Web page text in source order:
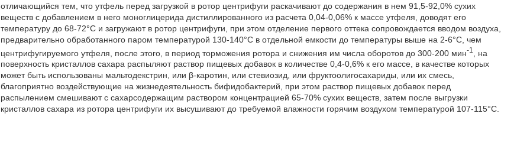
отличающийся тем, что утфель перед загрузкой в ротор центрифуги раскачивают до содержания в нем 91,5-92,0% сухих
веществ с добавлением в него моноглицерида дистиллированного из расчета 0,04-0,06% к массе утфеля, доводят его
температуру до 68-72°С и загружают в ротор центрифуги, при этом отделение первого оттека сопровождается вводом воздуха,
предварительно обработанного паром температурой 130-140°С в отдельной емкости до температуры выше на 2-6°С, чем
центрифугируемого утфеля, после этого, в период торможения ротора и снижения им числа оборотов до 300-200 мин-1
, на
поверхность кристаллов сахара распыляют раствор пищевых добавок в количестве 0,4-0,6% к его массе, в качестве которых
может быть использованы мальтодекстрин, или β-каротин, или стевиозид, или фруктоолигосахариды, или их смесь,
благоприятно воздействующие на жизнедеятельность бифидобактерий, при этом раствор пищевых добавок перед
распылением смешивают с сахарсодержащим раствором концентрацией 65-70% сухих веществ, затем после выгрузки
кристаллов сахара из ротора центрифуги их высушивают до требуемой влажности горячим воздухом температурой 107-115°С.